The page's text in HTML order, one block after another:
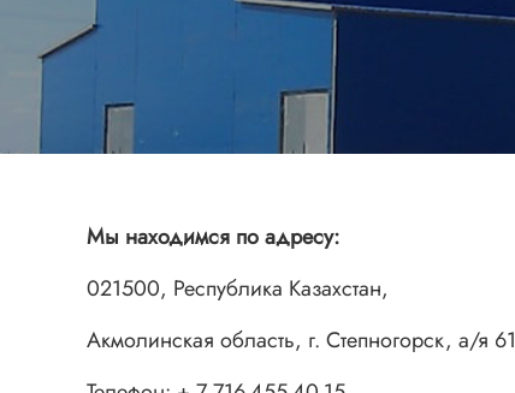
Мы находимся по адресу:
021500, Республика Казахстан,
Акмолинская область, г. Степногорск, а/я 61